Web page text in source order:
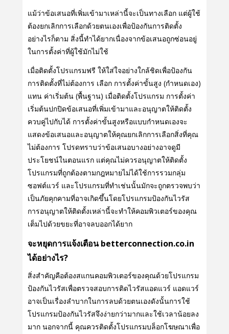
แม้ว่าข้อเสนอที่เพิ่มเข้ามาเหล่านี้จะเป็นทางเลือก แต่ผู้ใช้
ต้องยกเลิกการเลือกด้วยตนเองเพื่อป้องกันการติดตั้ง
อย่างไรก็ตาม สิ่งนี้ทําได้ยากเนื่องจากข้อเสนอถูกซ่อนอยู่
ในการตั้งค่าที่ผู้ใช้มักไม่ใช้
เมื่อติดตั้งโปรแกรมฟรี ให้ใส่ใจอย่างใกล้ชิดเพื่อป้องกัน
การติดตั้งที่ไม่ต้องการ เลือก การตั้งค่าขั้นสูง (กําหนดเอง)
แทน ค่าเริ่มต้น (พื้นฐาน) เมื่อติดตั้งโปรแกรม การตั้งค่า
เริ่มต้นปกปิดข้อเสนอที่เพิ่มเข้ามาและอนุญาตให้ติดตั้ง
ควบคู่ไปกับได้ การตั้งค่าขั้นสูงหรือแบบกําหนดเองจะ
แสดงข้อเสนอและอนุญาตให้คุณยกเลิกการเลือกสิ่งที่คุณ
ไม่ต้องการ โปรดทราบว่าข้อเสนอบางอย่างอาจดูมี
ประโยชน์ในตอนแรก แต่คุณไม่ควรอนุญาตให้ติดตั้ง
โปรแกรมที่ถูกต้องตามกฎหมายไม่ได้ใช้การรวมกลุ่ม
ซอฟต์แวร์ และโปรแกรมที่ทําเช่นนั้นมักจะถูกตรวจพบว่า
เป็นภัยคุกคามที่อาจเกิดขึ้นโดยโปรแกรมป้องกันไวรัส
การอนุญาตให้ติดตั้งเหล่านี้จะทําให้คอมพิวเตอร์ของคุณ
เต็มไปด้วยขยะที่อาจลบออกได้ยาก
จะหยุดการแจ้งเตือน betterconnection.co.in
ได้อย่างไร?
สิ่งสําคัญคือต้องสแกนคอมพิวเตอร์ของคุณด้วยโปรแกรม
ป้องกันไวรัสเพื่อตรวจสอบการติดไวรัสแอดแวร์ แอดแวร์
อาจเป็นเรื่องลําบากในการลบด้วยตนเองดังนั้นการใช้
โปรแกรมป้องกันไวรัสจึงง่ายกว่ามากและใช้เวลาน้อยลง
มาก นอกจากนี้ คุณควรติดตั้งโปรแกรมบล็อกโฆษณาเพื่อ